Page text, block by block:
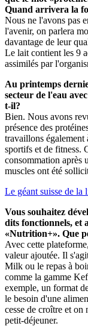
Quand arrivera la
Nous ne l'avons pas
l'avenir, on parlera
davantage de leur
Le lait contient les 9
assimilés par
Au printemps
secteur de l'eau
t-il?
Bien. Nous avons
présence des
travaillons également
sportifs et de fitness.
consommation après
muscles ont été
Le géant suisse de
Vous souhaitez
dits fonctionnels, et
«Nutrition+». Que
Avec cette
valeur ajoutée. Il
Milk ou le repas à
comme la gamme
exemple, un format
le besoin d'une
cesse de croître et on
petit-déjeuner.